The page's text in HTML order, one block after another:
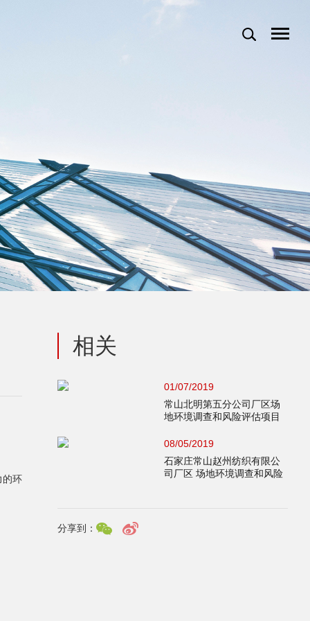
的环
相关
01/07/2019
常山北明第五分公司厂区场
地环境调查和风险评估项目
08/05/2019
石家庄常山赵州纺织有限公
司厂区 场地环境调查和风险
分享到：